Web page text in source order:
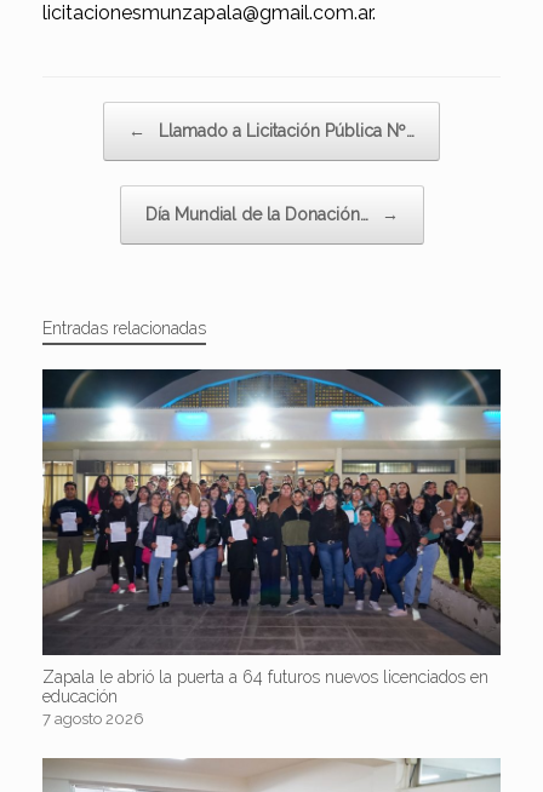
licitacionesmunzapala@gmail.com.ar.
← Llamado a Licitación Pública Nº…
Día Mundial de la Donación… →
Entradas relacionadas
Zapala le abrió la puerta a 64 futuros nuevos licenciados en
educación
7 agosto 2026